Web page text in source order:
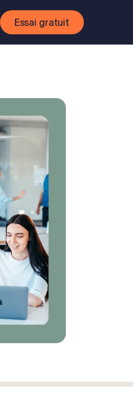
Essai gratuit